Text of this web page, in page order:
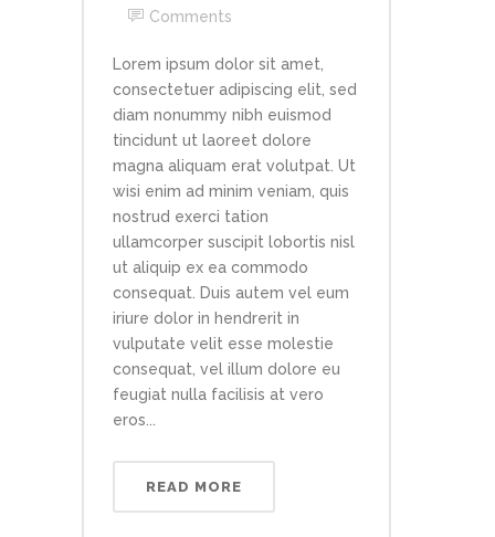
Comments
Lorem ipsum dolor sit amet,
consectetuer adipiscing elit, sed
diam nonummy nibh euismod
tincidunt ut laoreet dolore
magna aliquam erat volutpat. Ut
wisi enim ad minim veniam, quis
nostrud exerci tation
ullamcorper suscipit lobortis nisl
ut aliquip ex ea commodo
consequat. Duis autem vel eum
iriure dolor in hendrerit in
vulputate velit esse molestie
consequat, vel illum dolore eu
feugiat nulla facilisis at vero
eros...
READ MORE